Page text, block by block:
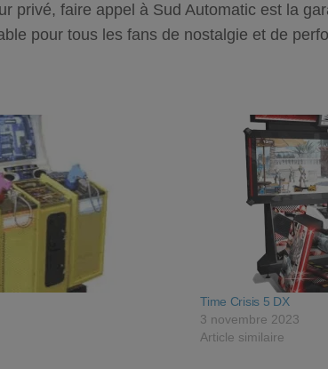
privé, faire appel à Sud Automatic est la
pour tous les fans de nostalgie et de
Time Crisis 5 DX
3 novembre 2023
Article similaire